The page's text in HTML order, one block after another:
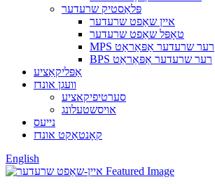
פּלאַסטיק שרעדער
איין שאַפט שרעדער
טאָפּל שאַפט שרעדער
MPS רער שרעדער אַפּאַראַט
BPS רער שרעדער אַפּאַראַט
אַפּליקאַציע
וועגן אונדז
סערטיפיקאציע
אויסשטעלונג
נייעס
קאָנטאַקט אונדז
English